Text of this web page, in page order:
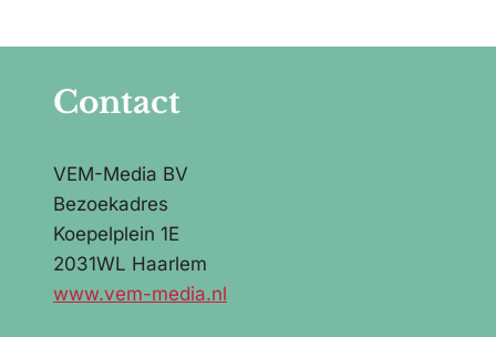
Contact
VEM-Media BV
Bezoekadres
Koepelplein 1E
2031WL Haarlem
www.vem-media.nl